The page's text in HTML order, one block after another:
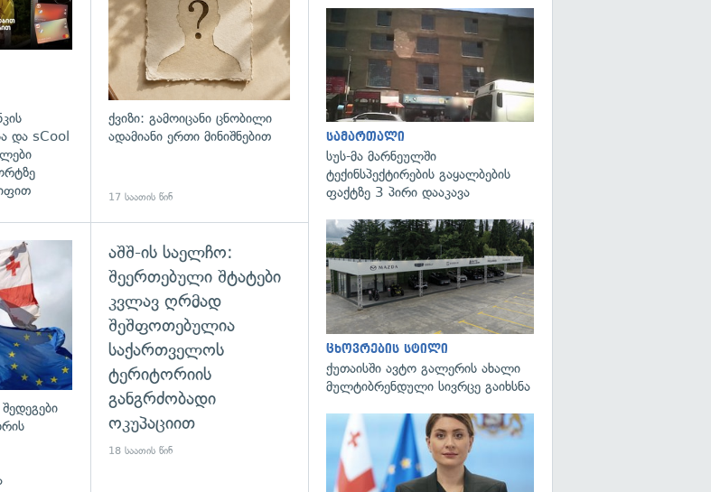
და sCool
ქვიზი: გამოიცანი ცნობილი
ადამიანი ერთი მინიშნებით
17 საათის წინ
გადახედვა
აშშ-ის საელჩო:
შეერთებული შტატები
კვლავ ღრმად
შეშფოთებულია
საქართველოს
ტერიტორიის
განგრძობადი
ოკუპაციით
18 საათის წინ
სამართალი
სუს-მა მარნეულში
ტექინსპექტირების გაყალბების
ფაქტზე 3 პირი დააკავა
ცხოვრების სტილი
ქუთაისში ავტო გალერის ახალი
მულტიბრენდული სივრცე გაიხსნა